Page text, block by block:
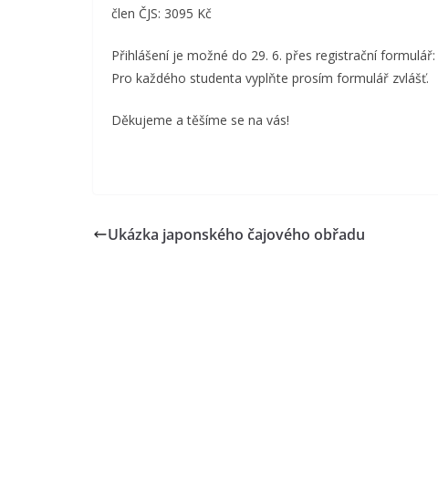
člen ČJS: 3095 Kč
Přihlášení je možné do 29. 6. přes registrační formulář:
Pro každého studenta vyplňte prosím formulář zvlášť.
Děkujeme a těšíme se na vás!
Ukázka japonského čajového obřadu